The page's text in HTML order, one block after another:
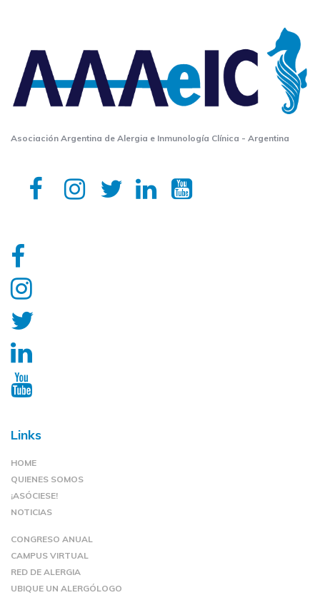
Asociación Argentina de Alergia e Inmunología Clínica - Argentina
Links
HOME
QUIENES SOMOS
¡ASÓCIESE!
NOTICIAS
CONGRESO ANUAL
CAMPUS VIRTUAL
RED DE ALERGIA
UBIQUE UN ALERGÓLOGO